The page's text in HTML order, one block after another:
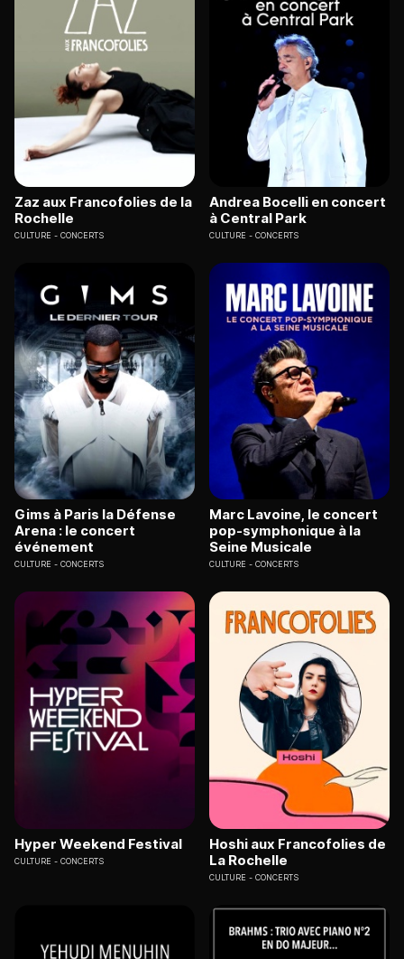
Zaz aux Francofolies de la
Rochelle
CULTURE CONCERTS
Andrea Bocelli en concert
à Central Park
CULTURE CONCERTS
Gims à Paris la Défense
Arena : le concert
événement
CULTURE CONCERTS
Marc Lavoine, le concert
pop-symphonique à la
Seine Musicale
CULTURE CONCERTS
Hyper Weekend Festival
CULTURE CONCERTS
Hoshi aux Francofolies de
La Rochelle
CULTURE CONCERTS